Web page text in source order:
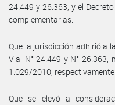
24.449 y 26.363, y el
complementarias.
Que la jurisdicción adhirió a
Vial N° 24.449 y N° 26.363,
1.029/2010, respectivamente.
Que se elevó a